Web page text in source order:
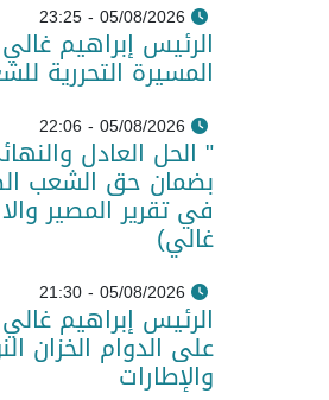
05/08/2026 - 23:25
الرئيس إبراهيم
المسيرة التحررية
05/08/2026 - 22:06
" الحل العادل
بضمان حق الشعب
في تقرير المصير
غالي)
05/08/2026 - 21:30
الرئيس إبراهيم
على الدوام الخزان
والإطارات